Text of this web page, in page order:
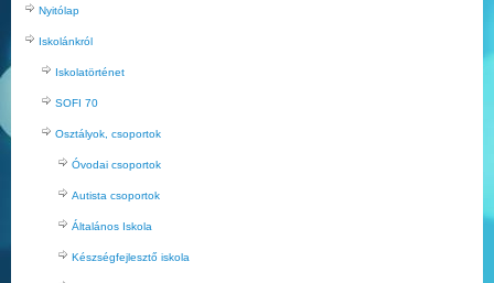
Nyitólap
Iskolánkról
Iskolatörténet
SOFI 70
Osztályok, csoportok
Óvodai csoportok
Autista csoportok
Általános Iskola
Készségfejlesztő iskola